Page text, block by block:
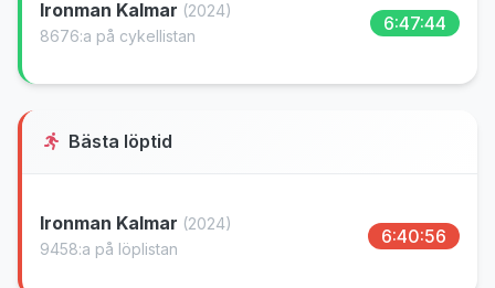
Ironman Kalmar (2024)
8676:a på cykellistan
6:47:44
Bästa löptid
Ironman Kalmar (2024)
9458:a på löplistan
6:40:56